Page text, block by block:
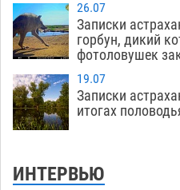
26.07
Записки
горбун, дикий
фотоловушек
19.07
Записки
итогах
ИНТЕРВЬЮ